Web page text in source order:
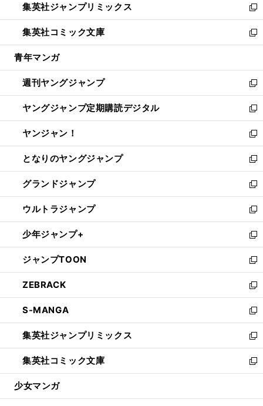
く
で
開
く
ド
ウ
で
開
ィ
ン
ド
ウ
開
く
い
ウ
ィ
ン
ウ
で
開
く
集英社ジャンプリミックス
新
し
い
ウ
ン
ド
ウ
で
開
く
集英社コミック文庫
新
し
ウ
ィ
ン
ド
ウ
で
開
く
青年マンガ
週刊ヤングジャンプ
新
し
い
ウ
ィ
ン
ド
ウ
で
開
く
ヤングジャンプ定期購読デジタル
新
し
い
ウ
ィ
ン
ド
ウ
で
開
く
ヤンジャン！
新
し
い
ウ
ィ
ン
ド
ウ
で
開
く
となりのヤングジャンプ
新
し
い
ウ
ィ
ン
ド
ウ
で
開
く
グランドジャンプ
新
し
い
ウ
ィ
ン
ド
ウ
で
開
く
ウルトラジャンプ
新
し
い
ウ
ィ
ン
ド
ウ
で
開
く
少年ジャンプ+
新
し
い
ウ
ィ
ン
ド
ウ
で
開
く
ジャンプTOON
新
し
い
ウ
ィ
ン
ド
ウ
で
開
ZEBRACK
新
し
い
ウ
ィ
ン
ド
ウ
開
S-MANGA
新
し
い
ウ
ィ
ン
ウ
集英社ジャンプリミックス
新
し
い
ウ
ン
集英社コミック文庫
新
し
ウ
少女マンガ